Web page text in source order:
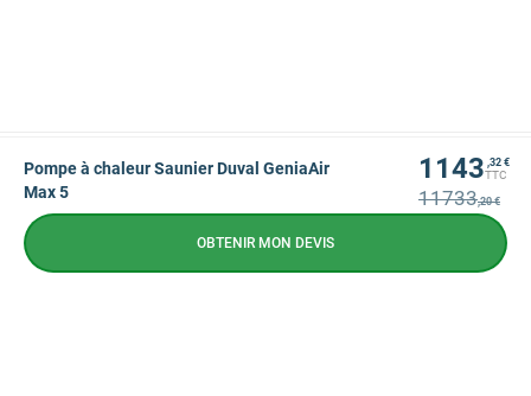
Pompe à chaleur Saunier Duval GeniaAir
Max 5
1143 ,32 €
TTC
11733,20 €
OBTENIR MON DEVIS